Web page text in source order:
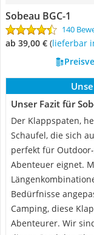
Sobeau ‎BGC-1
140
ab 39,00 € ( Lieferbar
Unser Fazit für
Der Klappspaten,
Schaufel, die sich
perfekt für
Abenteuer eignet.
Bedürfnisse
Camping, diese
Abenteurer. Wir